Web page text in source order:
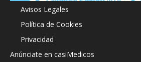
Avisos Legales
Política de Cookies
Privacidad
Anúnciate en casiMedicos